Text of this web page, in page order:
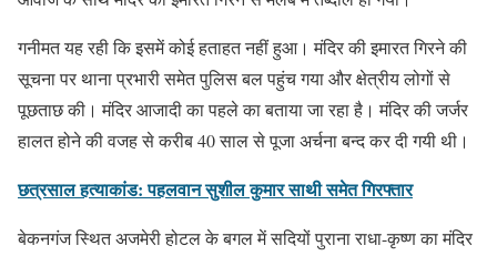
गनीमत यह रही कि इसमें कोई हताहत नहीं हुआ। मंदिर की इमारत गिरने की
सूचना पर थाना प्रभारी समेत पुलिस बल पहुंच गया और क्षेत्रीय लोगों से
पूछताछ की। मंदिर आजादी का पहले का बताया जा रहा है। मंदिर की जर्जर
हालत होने की वजह से करीब 40 साल से पूजा अर्चना बन्द कर दी गयी थी।
छत्रसाल हत्याकांड: पहलवान सुशील कुमार साथी समेत गिरफ्तार
बेकनगंज स्थित अजमेरी होटल के बगल में सदियों पुराना राधा-कृष्ण का मंदिर